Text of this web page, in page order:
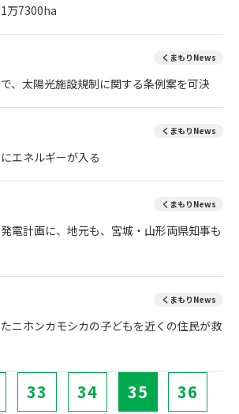
万7300ha
くまもりNews
、太陽光施設規制に関する条例案を可決
くまもりNews
エネルギーが入る
くまもりNews
電計画に、地元も、宮城・山形両県知事も
くまもりNews
ニホンカモシカの子どもを近くの住民が救
33 34 35 36